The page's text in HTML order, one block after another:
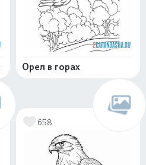
Орел в горах
658